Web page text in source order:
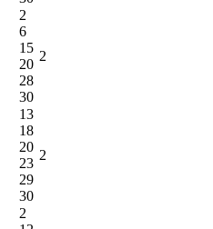
2
6
15
20
28
30
2
13
18
20
23
29
30
2
2